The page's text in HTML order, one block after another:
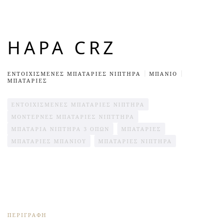
HAPA CRZ
ΕΝΤΟΙΧΙΣΜΈΝΕΣ ΜΠΑΤΑΡΊΕΣ ΝΙΠΤΉΡΑ
ΜΠΆΝΙΟ
ΜΠΑΤΑΡΙΕΣ
ΕΝΤΟΙΧΙΣΜΈΝΕΣ ΜΠΑΤΑΡΊΕΣ ΝΙΠΤΉΡΑ
ΜΟΝΤΈΡΝΕΣ ΜΠΑΤΑΡΊΕΣ ΝΙΠΤΤΉΡΑ
ΜΠΑΤΑΡΊΑ ΝΙΠΤΉΡΑ 3 ΟΠΏΝ
ΜΠΑΤΑΡΊΕΣ
ΜΠΑΤΑΡΙΕΣ ΜΠΑΝΙΟΥ
ΜΠΑΤΑΡΊΕΣ ΝΙΠΤΉΡΑ
ΠΕΡΙΓΡΑΦΉ